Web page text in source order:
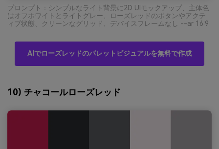
プロンプト：シンプルなライト背景に2D UIモックアップ、主体色
はオフホワイトとライトグレー、ローズレッドのボタンやアクテ
ィブ状態、クリーンなグリッド、デバイスフレームなし --ar 16:9
AIでローズレッドのパレットビジュアルを無料で作成
10) チャコールローズレッド